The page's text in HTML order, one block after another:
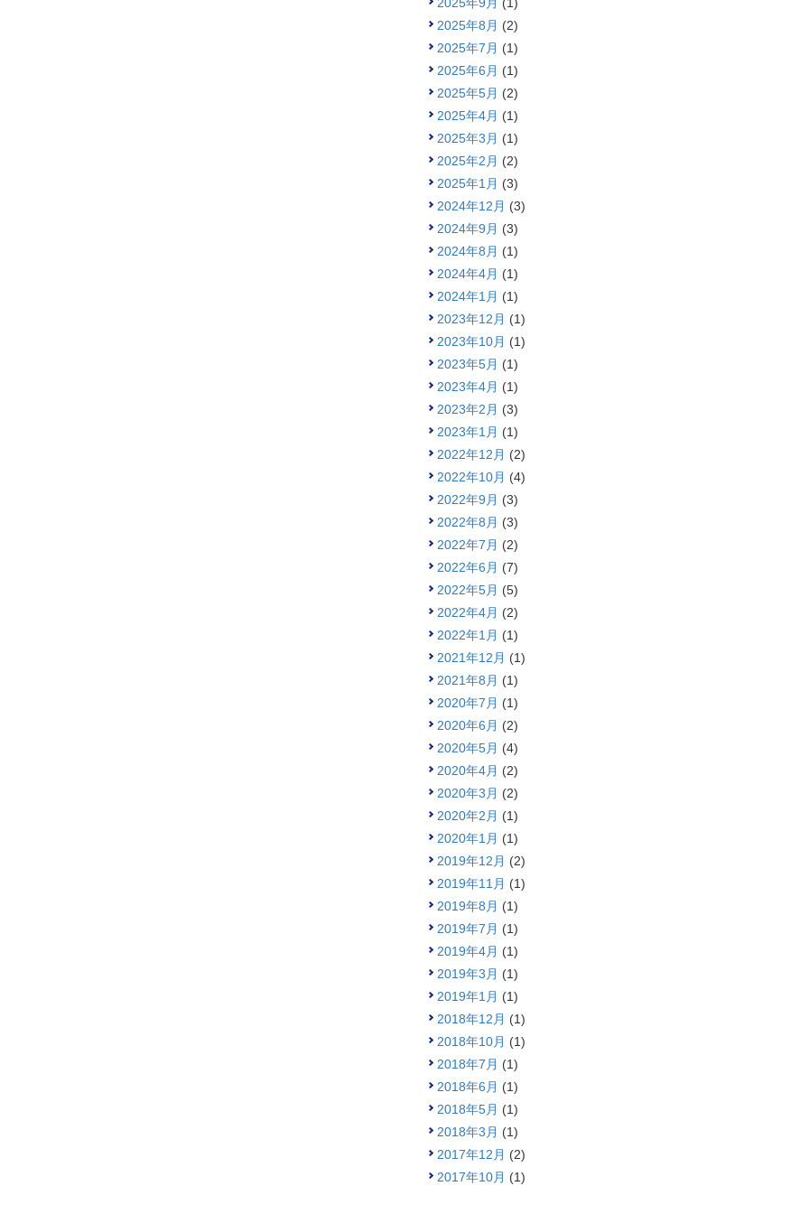
2025年8月 (2)
2025年7月 (1)
2025年6月 (1)
2025年5月 (2)
2025年4月 (1)
2025年3月 (1)
2025年2月 (2)
2025年1月 (3)
2024年12月 (3)
2024年9月 (3)
2024年8月 (1)
2024年4月 (1)
2024年1月 (1)
2023年12月 (1)
2023年10月 (1)
2023年5月 (1)
2023年4月 (1)
2023年2月 (3)
2023年1月 (1)
2022年12月 (2)
2022年10月 (4)
2022年9月 (3)
2022年8月 (3)
2022年7月 (2)
2022年6月 (7)
2022年5月 (5)
2022年4月 (2)
2022年1月 (1)
2021年12月 (1)
2021年8月 (1)
2020年7月 (1)
2020年6月 (2)
2020年5月 (4)
2020年4月 (2)
2020年3月 (2)
2020年2月 (1)
2020年1月 (1)
2019年12月 (2)
2019年11月 (1)
2019年8月 (1)
2019年7月 (1)
2019年4月 (1)
2019年3月 (1)
2019年1月 (1)
2018年12月 (1)
2018年10月 (1)
2018年7月 (1)
2018年6月 (1)
2018年5月 (1)
2018年3月 (1)
2017年12月 (2)
2017年10月 (1)